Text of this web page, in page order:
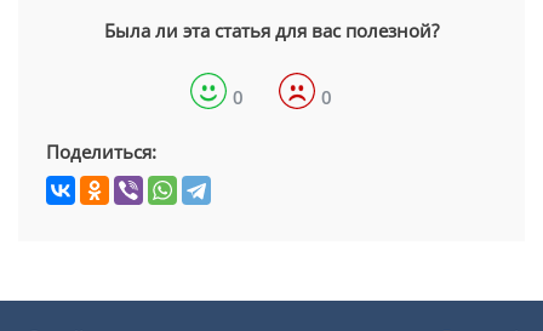
Была ли эта статья для вас полезной?
0 0
Поделиться: